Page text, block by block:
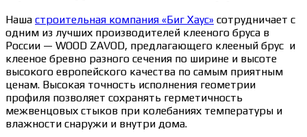
Наша строительная компания «Биг Хаус» сотрудничает с
одним из лучших производителей клееного бруса в
России — WOOD ZAVOD, предлагающего клееный брус и
клееное бревно разного сечения по ширине и высоте
высокого европейского качества по самым приятным
ценам. Высокая точность исполнения геометрии
профиля позволяет сохранять герметичность
межвенцовых стыков при колебаниях температуры и
влажности снаружи и внутри дома.